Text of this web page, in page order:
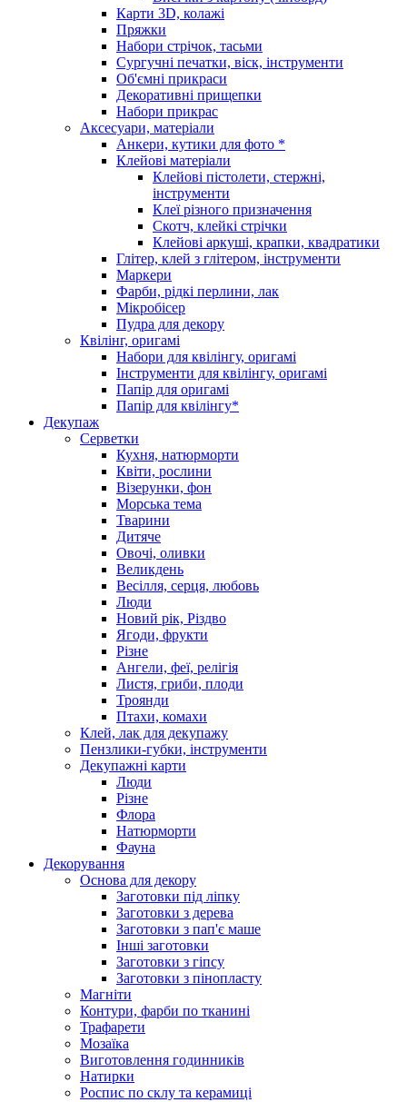
Карти 3D, колажі
Пряжки
Набори стрічок, тасьми
Сургучні печатки, віск, інструменти
Об'ємні прикраси
Декоративні прищепки
Набори прикрас
Аксесуари, матеріали
Анкери, кутики для фото *
Клейові матеріали
Клейові пістолети, стержні,
інструменти
Клеї різного призначення
Скотч, клейкі стрічки
Клейові аркуші, крапки, квадратики
Глітер, клей з глітером, інструменти
Маркери
Фарби, рідкі перлини, лак
Мікробісер
Пудра для декору
Квілінг, оригамі
Набори для квілінгу, оригамі
Інструменти для квілінгу, оригамі
Папір для оригамі
Папір для квілінгу*
Декупаж
Серветки
Кухня, натюрморти
Квіти, рослини
Візерунки, фон
Морська тема
Тварини
Дитяче
Овочі, оливки
Великдень
Весілля, серця, любовь
Люди
Новий рік, Різдво
Ягоди, фрукти
Різне
Ангели, феї, релігія
Листя, гриби, плоди
Троянди
Птахи, комахи
Клей, лак для декупажу
Пензлики-губки, інструменти
Декупажні карти
Люди
Різне
Флора
Натюрморти
Фауна
Декорування
Основа для декору
Заготовки під ліпку
Заготовки з дерева
Заготовки з пап'є маше
Інші заготовки
Заготовки з гіпсу
Заготовки з пінопласту
Магніти
Контури, фарби по тканині
Трафарети
Мозаїка
Виготовлення годинників
Натирки
Роспис по склу та керамиці